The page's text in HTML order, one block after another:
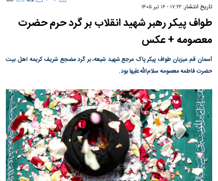
تاریخ انتشار:۱۷:۲۲ - ۱۶ تير ۱۴۰۵
طواف پیکر رهبر شهید انقلاب بر گرد حرم حضرت
معصومه + عکس
آسمان قم میزبان طواف پیکر پاک مرجع شهید شیعه، بر گرد مضجع شریف کریمه اهل بیت
حضرت فاطمه معصومه سلام‌الله‌علیها بود.